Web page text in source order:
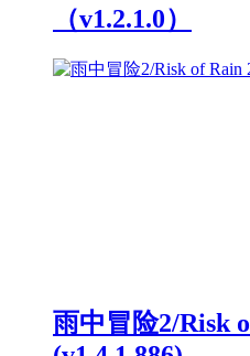
（v1.2.1.0）
雨中冒险2/Risk